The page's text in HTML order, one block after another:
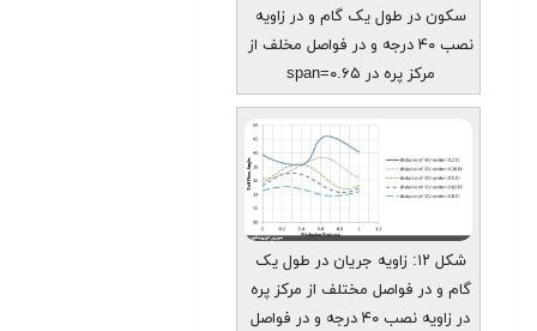
سکون در طول یک گام و در زاویه
نصب ۴۰ درجه و در فواصل مخلف از
مرکز پره در span=۰.۶۵
شکل ۱۲: زاویه جریان در طول یک
گام و در فواصل مختلف از مرکز پره
در زاویه نصب ۴۰ درجه و در فواصل